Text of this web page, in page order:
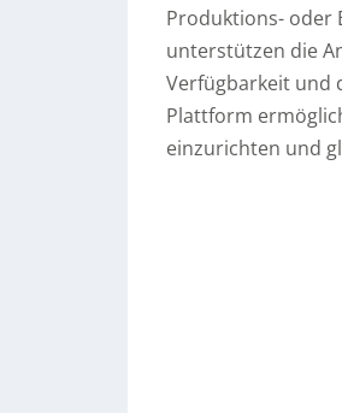
Produktions- oder
unterstützen die
Verfügbarkeit und
Plattform
einzurichten und